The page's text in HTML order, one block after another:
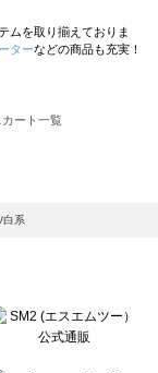
ムを取り揃えておりま
ターなどの商品も充実！
ート一覧
）のスカート一覧
一覧
白系